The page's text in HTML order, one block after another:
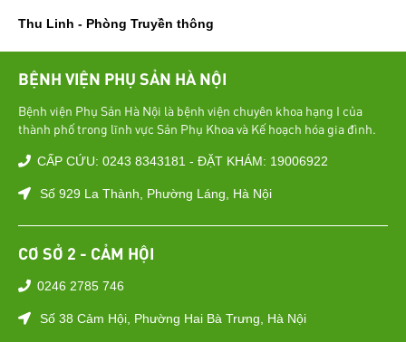
Thu Linh - Phòng Truyền thông
BỆNH VIỆN PHỤ SẢN HÀ NỘI
Bệnh viện Phụ Sản Hà Nội là bệnh viện chuyên khoa hạng I của
thành phố trong lĩnh vực Sản Phụ Khoa và Kế hoạch hóa gia đình.
CẤP CỨU: 0243 8343181 - ĐẶT KHÁM: 19006922
Số 929 La Thành, Phường Láng, Hà Nội
CƠ SỞ 2 - CẢM HỘI
0246 2785 746
Số 38 Cảm Hội, Phường Hai Bà Trưng, Hà Nội